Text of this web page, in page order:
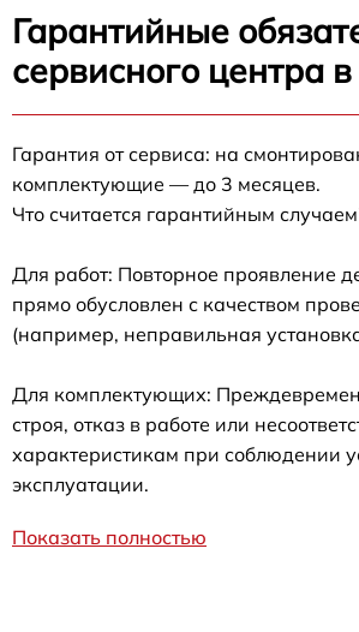
Гарантийные
сервисного центра
Гарантия от сервиса: на
комплектующие — до 3 месяцев.
Что считается гарантийным
Для работ: Повторное проявление
прямо обусловлен с качеством
(например, неправильная
Для комплектующих:
строя, отказ в работе или
характеристикам при соблюдении
эксплуатации.
Показать полностью